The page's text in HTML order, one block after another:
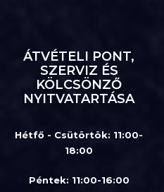
ÁTVÉTELI PONT,
SZERVIZ ÉS
KÖLCSÖNZŐ
NYITVATARTÁSA
Hétfő - Csütörtök: 11:00-
18:00
Péntek: 11:00-16:00